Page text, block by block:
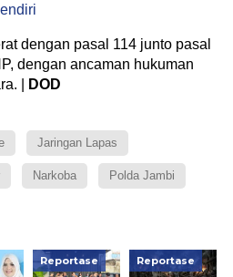
dengan pasal 114 junto pasal
dengan ancaman hukuman
|
DOD
Jaringan Lapas
Narkoba Polda Jambi
Reportase Reportase